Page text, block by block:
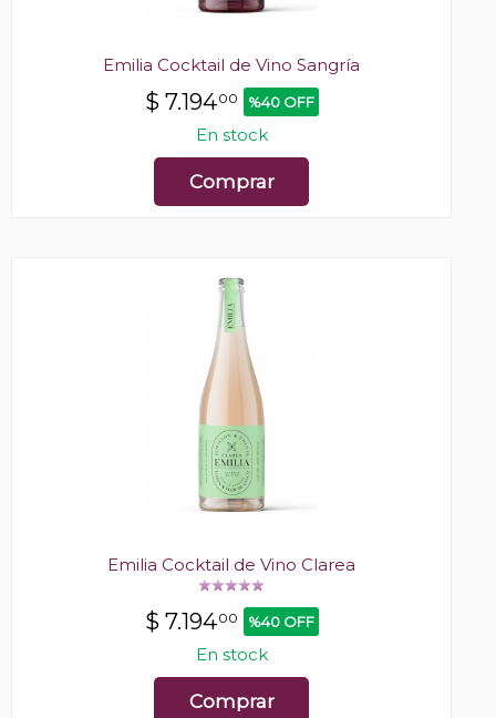
Emilia Cocktail de Vino Sangría
$ 7.19400 %40 OFF
En stock
Comprar
Emilia Cocktail de Vino Clarea
$ 7.19400 %40 OFF
En stock
Comprar